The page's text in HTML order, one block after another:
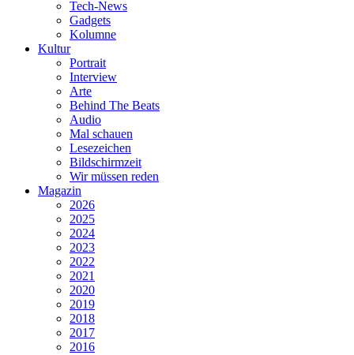
Tech-News
Gadgets
Kolumne
Kultur
Portrait
Interview
Arte
Behind The Beats
Audio
Mal schauen
Lesezeichen
Bildschirmzeit
Wir müssen reden
Magazin
2026
2025
2024
2023
2022
2021
2020
2019
2018
2017
2016